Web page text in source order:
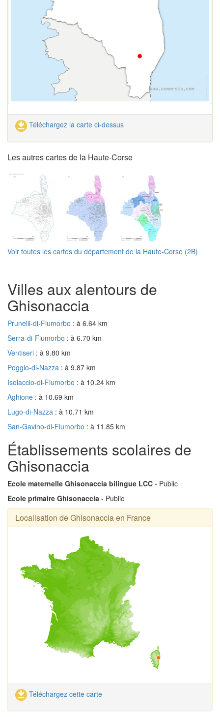
Téléchargez la carte ci-dessus
Les autres cartes de la Haute-Corse
Voir toutes les cartes du département de la Haute-Corse (2B)
Villes aux alentours de
Ghisonaccia
Prunelli-di-Fiumorbo : à 6.64 km
Serra-di-Fiumorbo : à 6.70 km
Ventiseri : à 9.80 km
Poggio-di-Nazza : à 9.87 km
Isolaccio-di-Fiumorbo : à 10.24 km
Aghione : à 10.69 km
Lugo-di-Nazza : à 10.71 km
San-Gavino-di-Fiumorbo : à 11.85 km
Établissements scolaires de
Ghisonaccia
Ecole maternelle Ghisonaccia bilingue LCC - Public
Ecole primaire Ghisonaccia - Public
Localisation de Ghisonaccia en France
Téléchargez cette carte